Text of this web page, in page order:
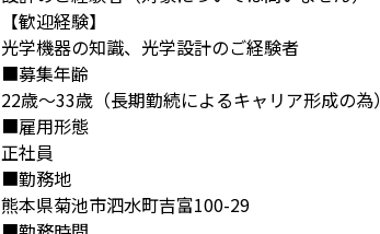
【歓迎経験】
光学機器の知識、光学設計のご経験者
■募集年齢
22歳～33歳（長期勤続によるキャリア形成の為）
■雇用形態
正社員
■勤務地
熊本県菊池市泗水町吉富100-29